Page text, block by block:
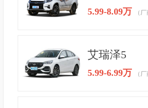
5.99-8.09万
（
艾瑞泽5
5.99-6.99万
（